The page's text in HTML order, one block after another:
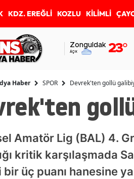
KDZ. EREĞLİ KOZLU KİLİMLİ
Zonguldak
Açık 23°
Haber SPOR Devrek'ten gollü
Amatör Lig (BAL) 4.
kritik karşılaşmada
bir üç puanı hanesine